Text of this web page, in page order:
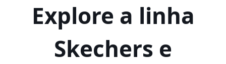
Explore a linha
Skechers e